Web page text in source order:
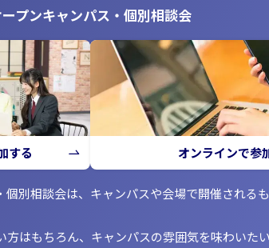
プンキャンパス・個別相談会
する オンラインで参
別相談会は、キャンパスや会場で開催される
方はもちろん、キャンパスの雰囲気を味わいた